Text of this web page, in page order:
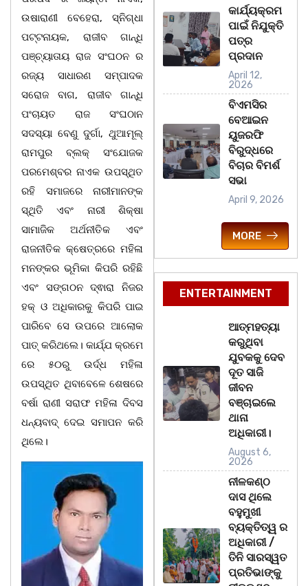
ଉଷାରାଣୀ ବେହେରା, ସ୍ନିଗ୍ଧା
ପଟ୍ଟନାୟକ, ରାଜୀବ ଗାନ୍ଧି
ପଞ୍ଚ୍ୟାତାୟ ରାଜ ସଂଘଠନ ର
ରଜ୍ୟ ସାଧାରଣ ସମ୍ପାଦକ
ସରୋଜ ବାଗ, ରାଜୀବ ଗାନ୍ଧି
ପଂଚାୟତ ରାଜ ସଂଘଠାନ
ସଦସ୍ୟା ବେଣୁ ଦୁର୍ଗା, ଥୁଆମୂଲ୍
ରାମପୁର ବ୍ଲକ୍ ସଂଯୋଜକ
ପରମେଶ୍ବର ନାଏକ ଉପସ୍ଥିତ
ରହି ସମାଜରେ ନାରୀମାନଙ୍କ
ସ୍ଥିତି ଏବଂ ନାରୀ ଶିକ୍ଷା
ସାମାଜିକ ଅର୍ଥନୀତିକ ଏବଂ
ରାଜନୀତିକ କ୍ଷେତ୍ରରେ ମହିଳା
ମନଙ୍କର ଭୂମିକା କିପରି ରହିଛି
ଏବଂ ସଙ୍ଗଠନ ଦ୍ଵାରା ନିଜର
ହକ୍ ଓ ଅଧିକାରକୁ କିପରି ପାଇ
ପାରିବେ ସେ ଉପରେ ଆଲୋକ
ପାତ୍ କରିଥଲେ। କାର୍ଯ୍ଯ କ୍ରମେ
ରେ ୫୦ରୁ ଉର୍ଦ୍ଧ ମହିଳା
ଉପସ୍ଥିତ ଥିବାବେଳେ ଶେଷରେ
ବର୍ଷା ରାଣୀ ସରାଫ ମହିଳା ଦିବସ
ଧନ୍ୟବାଦ୍ ଦେଇ ସମାପନ କରି
ଥିଲେ।
କାର୍ଯ୍ୟକ୍ରମ
ପାଇଁ ନିଯୁକ୍ତି
ପତ୍ର
ପ୍ରଦାନ
April 12,
2026
ବିଏମସିର
ବେଆଇନ
ୟୁଜରଫି
ବିରୁଦ୍ଧରେ
ବିଚାର ବିମର୍ଶ
ସଭା
April 9, 2026
MORE
ENTERTAINMENT
ଆତ୍ମହତ୍ୟା
କରୁଥିବା
ଯୁବକକୁ ଦେବ
ଦୂତ ସାଜି
ଜୀବନ
ବଞ୍ଚାଇଲେ
ଥାନା
ଅଧିକାରୀ।
August 6,
2026
ନୀଳକଣ୍ଠ
ଦାସ ଥିଲେ
ବହୁମୁଖୀ
ବ୍ୟକ୍ତିତ୍ୱ ର
ଅଧିକାରୀ /
ତିନି ସାରସ୍ୱତ
ପ୍ରତିଭାଙ୍କୁ